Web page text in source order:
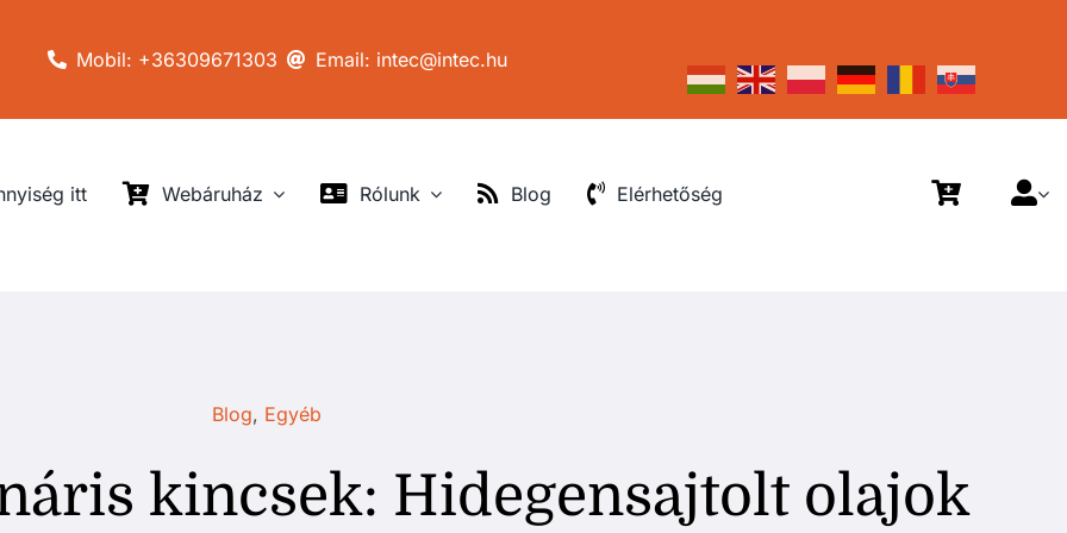
Mobil: +36309671303 Email: intec@intec.hu
itt Webáruház Rólunk Blog Elérhetőség
Blog, Egyéb
kincsek: Hidegensajtolt olajok